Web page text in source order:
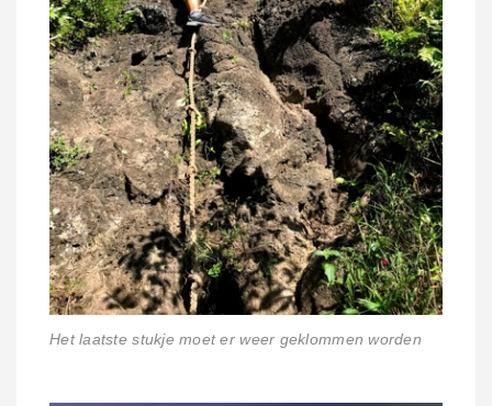
Het laatste stukje moet er weer geklommen worden